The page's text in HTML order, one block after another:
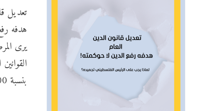
تعديل
هدفه
بنسبة 100% في اطار ان الحكومة لديها رغبه بحوكمة الدين العام . فقط الرغبة في مزيد من الديون لسد فجوات تمويل الانفاق العام .